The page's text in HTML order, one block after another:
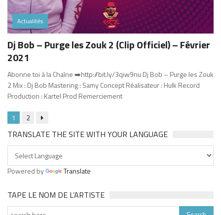
Actualités
Dj Bob – Purge les Zouk 2 (Clip Officiel) – Février
2021
Abonne toi à la Chaîne ➡️http://bit.ly/3qiw9nu​ Dj Bob – Purge les Zouk
2 Mix : Dj Bob Mastering : Samy Concept Réalisateur : Hulk Record
Production : Kartel Prod Remerciement
1 2
TRANSLATE THE SITE WITH YOUR LANGUAGE
Powered by Translate
TAPE LE NOM DE L’ARTISTE